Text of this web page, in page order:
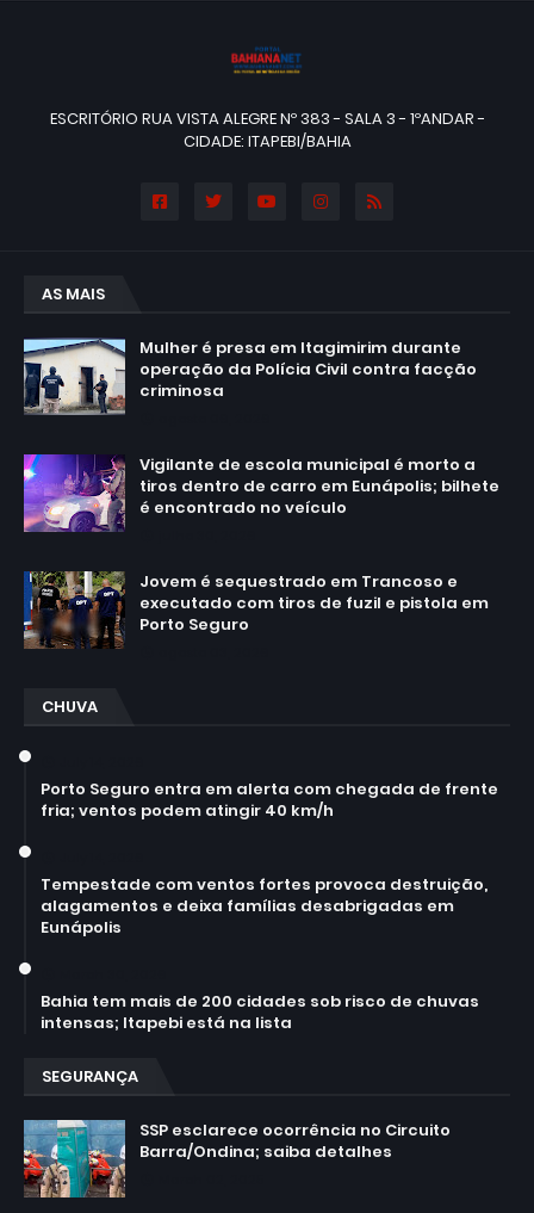
ESCRITÓRIO RUA VISTA ALEGRE Nº 383 - SALA 3 - 1ºANDAR -
CIDADE: ITAPEBI/BAHIA
AS MAIS
Mulher é presa em Itagimirim durante
operação da Polícia Civil contra facção
criminosa
Vigilante de escola municipal é morto a
tiros dentro de carro em Eunápolis; bilhete
é encontrado no veículo
Jovem é sequestrado em Trancoso e
executado com tiros de fuzil e pistola em
Porto Seguro
CHUVA
Porto Seguro entra em alerta com chegada de frente
fria; ventos podem atingir 40 km/h
Tempestade com ventos fortes provoca destruição,
alagamentos e deixa famílias desabrigadas em
Eunápolis
Bahia tem mais de 200 cidades sob risco de chuvas
intensas; Itapebi está na lista
SEGURANÇA
SSP esclarece ocorrência no Circuito
Barra/Ondina; saiba detalhes